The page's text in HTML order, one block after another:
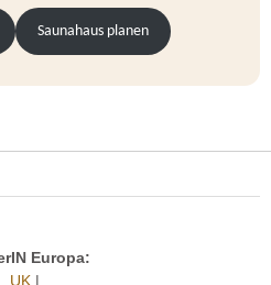
Saunahaus planen
Europa:
UK|